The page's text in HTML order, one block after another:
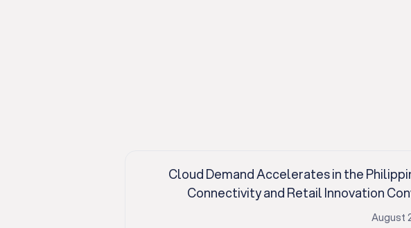
Cloud Demand Accelerates in the
Connectivity and Retail Innovation